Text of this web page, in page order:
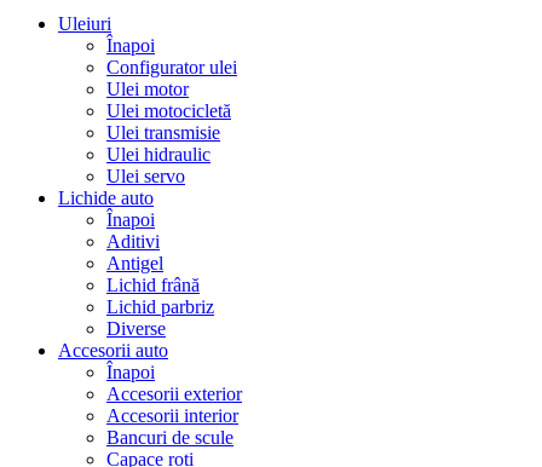
Uleiuri
Înapoi
Configurator ulei
Ulei motor
Ulei motocicletă
Ulei transmisie
Ulei hidraulic
Ulei servo
Lichide auto
Înapoi
Aditivi
Antigel
Lichid frână
Lichid parbriz
Diverse
Accesorii auto
Înapoi
Accesorii exterior
Accesorii interior
Bancuri de scule
Capace roți